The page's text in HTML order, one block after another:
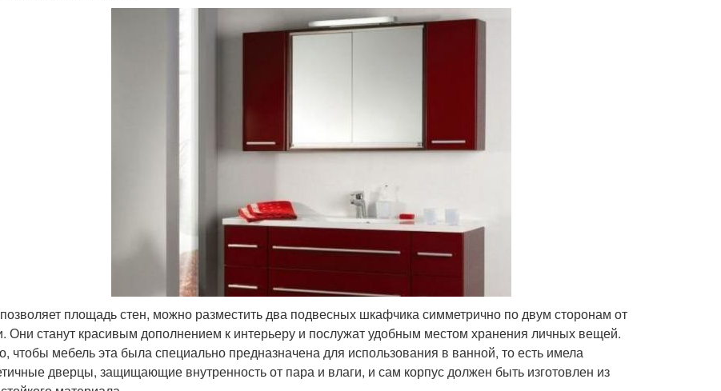
площадь стен, можно разместить два подвесных шкафчика симметрично по двум сторонам от
Они станут красивым дополнением к интерьеру и послужат удобным местом хранения личных вещей.
чтобы мебель эта была специально предназначена для использования в ванной, то есть имела
дверцы, защищающие внутренность от пара и влаги, и сам корпус должен быть изготовлен из